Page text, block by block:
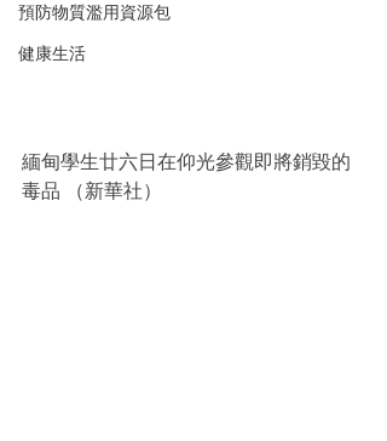
預防物質濫用資源包
健康生活
緬甸學生廿六日在仰光參觀即將銷毀的
毒品 （新華社）